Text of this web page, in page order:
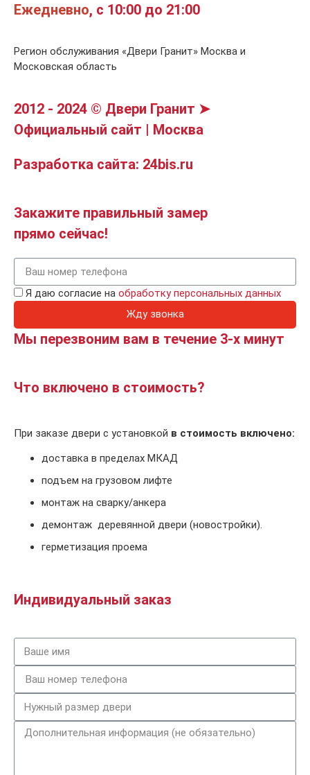
Ежедневно, с 10:00 до 21:00
Регион обслуживания «Двери Гранит» Москва и
Московская область
2012 - 2024 © Двери Гранит ➤
Официальный сайт | Москва
Разработка сайта: 24bis.ru
Закажите правильный замер
прямо сейчас!
Я даю согласие на обработку персональных данных
Жду звонка
Мы перезвоним вам в течение 3-х минут
Что включено в стоимость?
При заказе двери с установкой в стоимость включено:
доставка в пределах МКАД
подъем на грузовом лифте
монтаж на сварку/анкера
демонтаж деревянной двери (новостройки).
герметизация проема
Индивидуальный заказ